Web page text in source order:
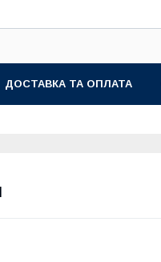
ДОСТАВКА ТА ОПЛАТА